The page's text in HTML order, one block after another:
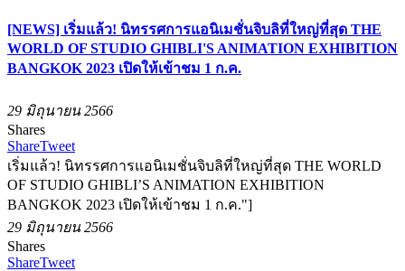
[NEWS] เริ่มแล้ว! นิทรรศการแอนิเมชั่นจิบลิที่ใหญ่ที่สุด THE
WORLD OF STUDIO GHIBLI'S ANIMATION EXHIBITION
BANGKOK 2023 เปิดให้เข้าชม 1 ก.ค.
29 มิถุนายน 2566
Shares
ShareTweet
เริ่มแล้ว! นิทรรศการแอนิเมชั่นจิบลิที่ใหญ่ที่สุด THE WORLD
OF STUDIO GHIBLI’S ANIMATION EXHIBITION
BANGKOK 2023 เปิดให้เข้าชม 1 ก.ค."]
29 มิถุนายน 2566
Shares
ShareTweet